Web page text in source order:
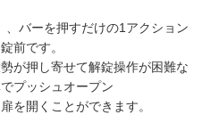
、バーを押すだけの1アクション
前です。
が押し寄せて解錠操作が困難な
プッシュオープン
を開くことができます。